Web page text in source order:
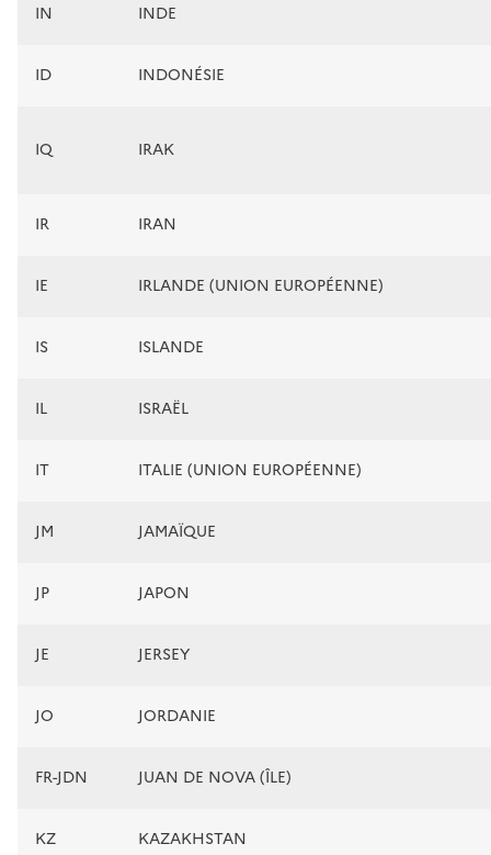
IN INDE
ID INDONÉSIE
IQ IRAK
IR IRAN
IE IRLANDE (UNION EUROPÉENNE)
IS ISLANDE
IL ISRAËL
IT ITALIE (UNION EUROPÉENNE)
JM JAMAÏQUE
JP JAPON
JE JERSEY
JO JORDANIE
FR-JDN JUAN DE NOVA (ÎLE)
KZ KAZAKHSTAN